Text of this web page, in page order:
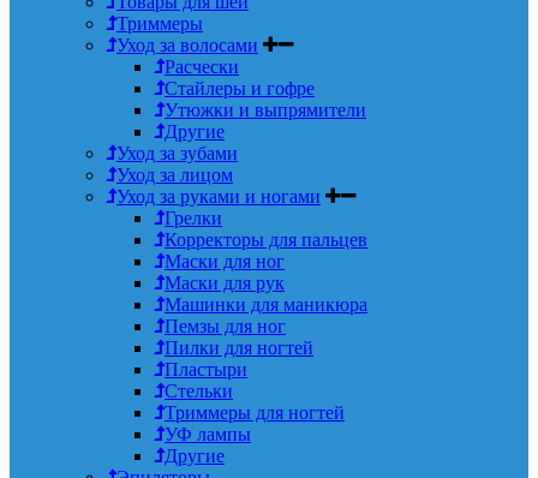
Триммеры
Уход за волосами
Расчески
Стайлеры и гофре
Утюжки и выпрямители
Другие
Уход за зубами
Уход за лицом
Уход за руками и ногами
Грелки
Корректоры для пальцев
Маски для ног
Маски для рук
Машинки для маникюра
Пемзы для ног
Пилки для ногтей
Пластыри
Стельки
Триммеры для ногтей
УФ лампы
Другие